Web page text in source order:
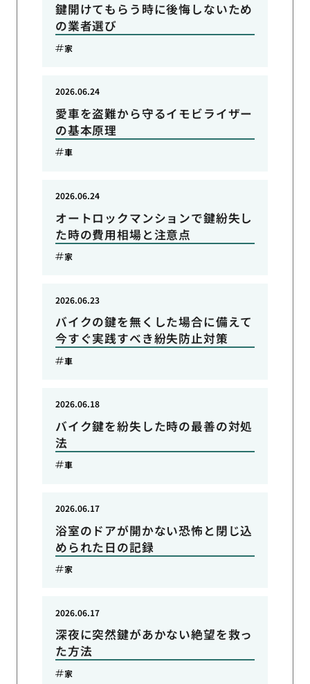
鍵開けてもらう時に後悔しないため
の業者選び
家
愛車を盗難から守るイモビライザー
の基本原理
2026.06.24
車
オートロックマンションで鍵紛失し
た時の費用相場と注意点
2026.06.24
家
バイクの鍵を無くした場合に備えて
今すぐ実践すべき紛失防止対策
2026.06.23
車
バイク鍵を紛失した時の最善の対処
法
2026.06.18
車
浴室のドアが開かない恐怖と閉じ込
められた日の記録
2026.06.17
家
深夜に突然鍵があかない絶望を救っ
た方法
2026.06.17
家